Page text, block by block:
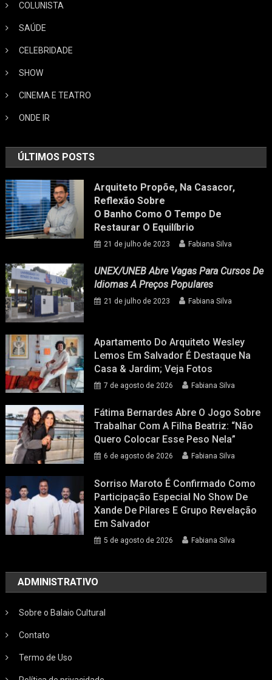
COLUNISTA
SAÚDE
CELEBRIDADE
SHOW
CINEMA E TEATRO
ONDE IR
ÚLTIMOS POSTS
Arquiteto Propõe, Na Casacor,
Reflexão Sobre
O Banho Como O Tempo De
Restaurar O Equilíbrio
21 de julho de 2023 Fabiana Silva
UNEX/UNEB Abre Vagas Para Cursos De
Idiomas A Preços Populares
21 de julho de 2023 Fabiana Silva
Apartamento Do Arquiteto Wesley
Lemos Em Salvador É Destaque Na
Casa & Jardim; Veja Fotos
7 de agosto de 2026 Fabiana Silva
Fátima Bernardes Abre O Jogo Sobre
Trabalhar Com A Filha Beatriz: “Não
Quero Colocar Esse Peso Nela”
6 de agosto de 2026 Fabiana Silva
Sorriso Maroto É Confirmado Como
Participação Especial No Show De
Xande De Pilares E Grupo Revelação
Em Salvador
5 de agosto de 2026 Fabiana Silva
ADMINISTRATIVO
Sobre o Balaio Cultural
Contato
Termo de Uso